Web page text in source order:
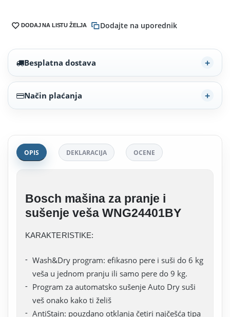
DODAJ NA LISTU ŽELJA Dodajte na uporednik
Besplatna dostava
Način plaćanja
OPIS DEKLARACIJA OCENE
Bosch mašina za pranje i
sušenje veša WNG24401BY
KARAKTERISTIKE:
Wash&Dry program: efikasno pere i suši do 6 kg
veša u jednom pranju ili samo pere do 9 kg.
Program za automatsko sušenje Auto Dry suši
veš onako kako ti želiš
AntiStain: pouzdano otklanja četiri najčešća tipa